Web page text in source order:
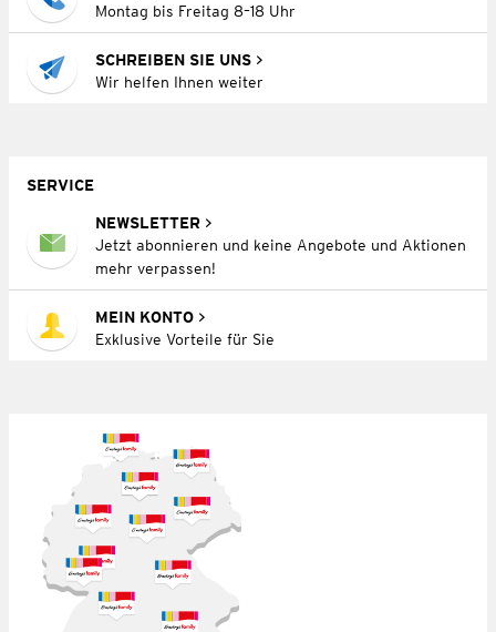
Montag bis Freitag 8–18 Uhr
SCHREIBEN SIE UNS
Wir helfen Ihnen weiter
SERVICE
NEWSLETTER
Jetzt abonnieren und keine Angebote und Aktionen
mehr verpassen!
MEIN KONTO
Exklusive Vorteile für Sie